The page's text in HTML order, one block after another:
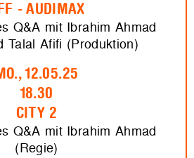
- AUDIMAX
Q&A mit Ibrahim Ahmad
Talal Afifi (Produktion)
12.05.25
18.30
CITY 2
Q&A mit Ibrahim Ahmad
(Regie)